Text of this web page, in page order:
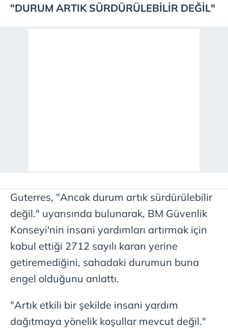
"DURUM ARTIK SÜRDÜRÜLEBİLİR DEĞİL"
Guterres, "Ancak durum artık sürdürülebilir
değil." uyarısında bulunarak, BM Güvenlik
Konseyi'nin insani yardımları artırmak için
kabul ettiği 2712 sayılı kararı yerine
getiremediğini, sahadaki durumun buna
engel olduğunu anlattı.
"Artık etkili bir şekilde insani yardım
dağıtmaya yönelik koşullar mevcut değil."